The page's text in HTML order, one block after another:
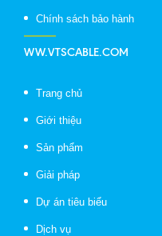
Chính sách bảo hành
WW.VTSCABLE.COM
Trang chủ
Giới thiệu
Sản phẩm
Giải pháp
Dự án tiêu biểu
Dịch vụ